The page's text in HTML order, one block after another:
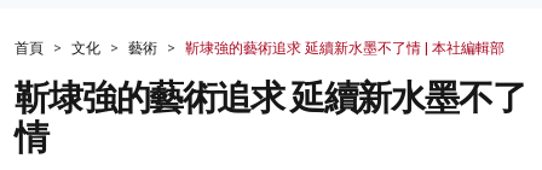
財經
生活
健康
首頁 文化 藝術 靳埭強的藝術追求 延續新水墨不了情 | 本社編輯部
靳埭強的藝術追求 延續新水墨不了
情